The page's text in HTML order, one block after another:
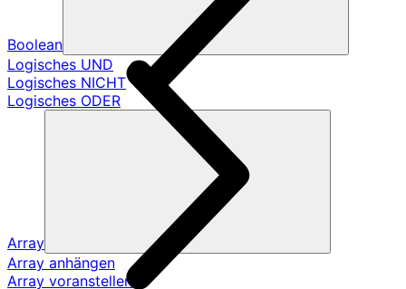
Boolean
Logisches UND
Logisches NICHT
Logisches ODER
Array
Array anhängen
Array voranstellen